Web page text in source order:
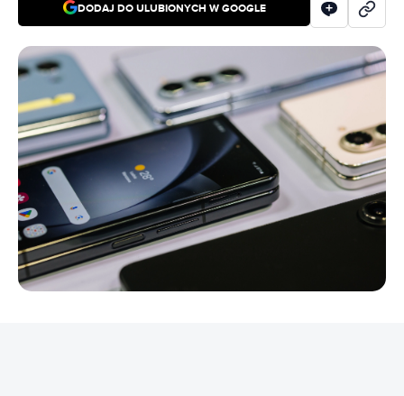
DODAJ DO ULUBIONYCH W GOOGLE